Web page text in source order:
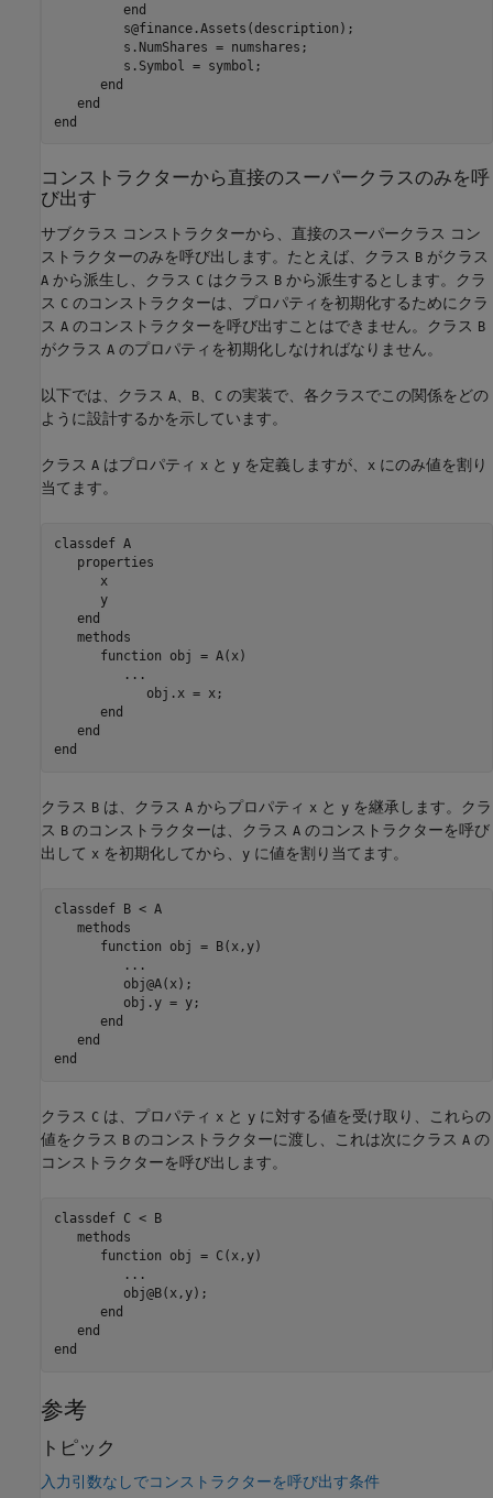
end
         s@finance.Assets(description);
         s.NumShares = numshares;
         s.Symbol = symbol;
end
end
end
コンストラクターから直接のスーパークラスのみを呼
び出す
サブクラス コンストラクターから、直接のスーパークラス コン
ストラクターのみを呼び出します。たとえば、クラス B がクラス
A から派生し、クラス C はクラス B から派生するとします。クラ
ス C のコンストラクターは、プロパティを初期化するためにクラ
ス A のコンストラクターを呼び出すことはできません。クラス B
がクラス A のプロパティを初期化しなければなりません。
以下では、クラス A B C の実装で、各クラスでこの関係をどの
ように設計するかを示しています。
クラス A はプロパティ x と y を定義しますが、 x にのみ値を割り
当てます。
classdef A
properties
      x
      y
end
methods
function obj = A(x)
...
            obj.x = x;
end
end
end
クラス B は、クラス A からプロパティ x と y を継承します。クラ
ス B のコンストラクターは、クラス A のコンストラクターを呼び
出して x を初期化してから、 y に値を割り当てます。
classdef B < A
methods
function obj = B(x,y)
...
         obj@A(x);
         obj.y = y;
end
end
end
クラス C は、プロパティ x と y に対する値を受け取り、これらの
値をクラス B のコンストラクターに渡し、これは次にクラス A の
コンストラクターを呼び出します。
classdef C < B
methods
function obj = C(x,y)
...
         obj@B(x,y);
end
end
end
参考
トピック
入力引数なしでコンストラクターを呼び出す条件